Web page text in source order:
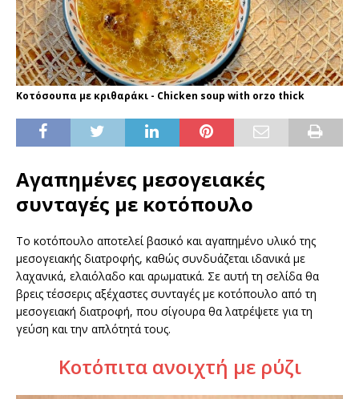
Κοτόσουπα με κριθαράκι - Chicken soup with orzo thick
Αγαπημένες μεσογειακές
συνταγές με κοτόπουλο
Το κοτόπουλο αποτελεί βασικό και αγαπημένο υλικό της
μεσογειακής διατροφής, καθώς συνδυάζεται ιδανικά με
λαχανικά, ελαιόλαδο και αρωματικά. Σε αυτή τη σελίδα θα
βρεις τέσσερις αξέχαστες συνταγές με κοτόπουλο από τη
μεσογειακή διατροφή, που σίγουρα θα λατρέψετε για τη
γεύση και την απλότητά τους.
Κοτόπιτα ανοιχτή με ρύζι